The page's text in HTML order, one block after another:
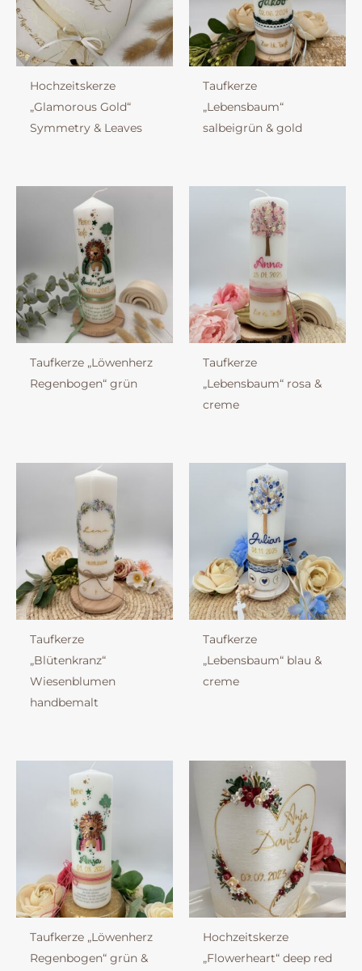
Hochzeitskerze
„Glamorous Gold“
Symmetry & Leaves
Taufkerze
„Lebensbaum“
salbeigrün & gold
Taufkerze „Löwenherz
Regenbogen“ grün
Taufkerze
„Lebensbaum“ rosa &
creme
Taufkerze
„Blütenkranz“
Wiesenblumen
handbemalt
Taufkerze
„Lebensbaum“ blau &
creme
Taufkerze „Löwenherz
Regenbogen“ grün &
Hochzeitskerze
„Flowerheart“ deep red